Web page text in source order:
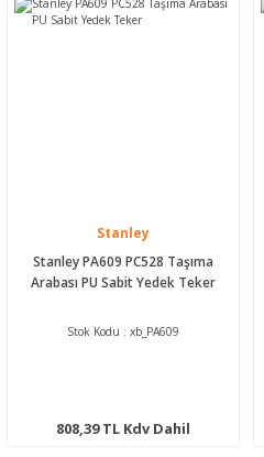
Stanley
Stanley PA609 PC528 Taşıma
Arabası PU Sabit Yedek Teker
Stok Kodu : xb_PA609
808,39 TL Kdv Dahil